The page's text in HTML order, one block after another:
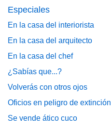
Especiales
En la casa del interiorista
En la casa del arquitecto
En la casa del chef
¿Sabías que...?
Volverás con otros ojos
Oficios en peligro de extinción
Se vende ático cuco